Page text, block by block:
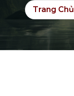
Trang Chủ